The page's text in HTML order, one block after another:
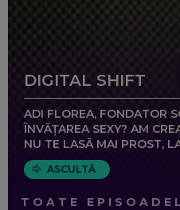
DIGITAL SHIFT
ADI FLOREA, FONDATOR
ÎNVĂȚAREA SEXY? AM
NU TE LASĂ MAI PROST,
ASCULTĂ
TOATE